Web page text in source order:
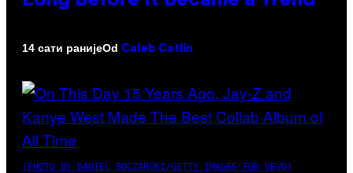
14 сати ранијеOd Caleb Catlin
(PHOTO BY DANIEL BOCZARSKI/GETTY IMAGES FOR VEVO)